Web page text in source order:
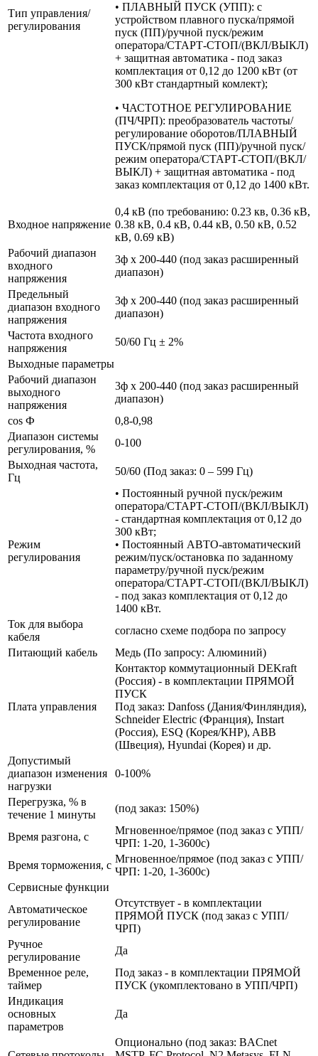
Тип управления/
регулирования
• ПЛАВНЫЙ ПУСК (УПП): с
устройством плавного пуска/прямой
пуск (ПП)/ручной пуск/режим
оператора/СТАРТ-СТОП/(ВКЛ/ВЫКЛ)
+ защитная автоматика - под заказ
комплектация от 0,12 до 1200 кВт (от
300 кВт стандартный комлект);
• ЧАСТОТНОЕ РЕГУЛИРОВАНИЕ
(ПЧ/ЧРП): преобразователь частоты/
регулирование оборотов/ПЛАВНЫЙ
ПУСК/прямой пуск (ПП)/ручной пуск/
режим оператора/СТАРТ-СТОП/(ВКЛ/
ВЫКЛ) + защитная автоматика - под
заказ комплектация от 0,12 до 1400 кВт.
Входное напряжение
0,4 кВ (по требованию: 0.23 кв, 0.36 кВ,
0.38 кВ, 0.4 кВ, 0.44 кВ, 0.50 кВ, 0.52
кВ, 0.69 кВ)
Рабочий диапазон
входного
напряжения
3ф х 200-440 (под заказ расширенный
диапазон)
Предельный
диапазон входного
напряжения
3ф х 200-440 (под заказ расширенный
диапазон)
Частота входного
напряжения
50/60 Гц ± 2%
Выходные параметры
Рабочий диапазон
выходного
напряжения
3ф х 200-440 (под заказ расширенный
диапазон)
cos Ф
0,8-0,98
Диапазон системы
регулирования, %
0-100
Выходная частота,
Гц
50/60 (Под заказ: 0 – 599 Гц)
Режим
регулирования
• Постоянный ручной пуск/режим
оператора/СТАРТ-СТОП/(ВКЛ/ВЫКЛ)
- стандартная комплектация от 0,12 до
300 кВт;
• Постоянный АВТО-автоматический
режим/пуск/остановка по заданному
параметру/ручной пуск/режим
оператора/СТАРТ-СТОП/(ВКЛ/ВЫКЛ)
- под заказ комплектация от 0,12 до
1400 кВт.
Ток для выбора
кабеля
согласно схеме подбора по запросу
Питающий кабель
Медь (По запросу: Алюминий)
Плата управления
Контактор коммутационный DEKraft
(Россия) - в комплектации ПРЯМОЙ
ПУСК
Под заказ: Danfoss (Дания/Финляндия),
Schneider Electric (Франция), Instart
(Россия), ESQ (Корея/КНР), ABB
(Швеция), Hyundai (Корея) и др.
Допустимый
диапазон изменения
нагрузки
0-100%
Перегрузка, % в
течение 1 минуты
(под заказ: 150%)
Время разгона, с
Мгновенное/прямое (под заказ с УПП/
ЧРП: 1-20, 1-3600с)
Время торможения, с
Мгновенное/прямое (под заказ с УПП/
ЧРП: 1-20, 1-3600с)
Сервисные функции
Автоматическое
регулирование
Отсутствует - в комплектации
ПРЯМОЙ ПУСК (под заказ с УПП/
ЧРП)
Ручное
регулирование
Да
Временное реле,
таймер
Под заказ - в комплектации ПРЯМОЙ
ПУСК (укомплектовано в УПП/ЧРП)
Индикация
основных
параметров
Да
Опционально (под заказ: BACnet